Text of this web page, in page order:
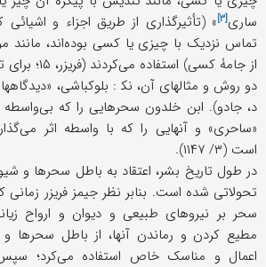
ساری[۳] » (تأثیرگذاری از طریق اجزاء و
تماس نزدیک با چیزی یا کسی بوده‌اند، مانند
از جامۀ کسی)
د، جادو). ابن خلدون سحرهایی را که بی‌واسطه
«ساحری» و آنهایی را که با واسطه اثر
است (۳/ ۱۱۴۷).
در طول تاریخ بشر، اعتقاد به باطل سحرها و
تحولاتی شده است. بنابر نظر جیمز فریزر
سحر بر نیروهای طبیعی و دیوان و ارواح
مطیع کردن و رماندن آنها، از باطل سحرها و
اعمال و مناسک خاص استفاده می‌کرد؛